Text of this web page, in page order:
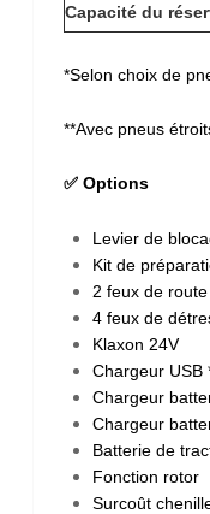
Capacité du
*Selon choix de
**Avec pneus
✅ Options
Levier de
Kit de
2 feux de route
4 feux de
Klaxon 24V
Chargeur USB
Chargeur
Chargeur
Batterie de
Fonction rotor
Surcoût